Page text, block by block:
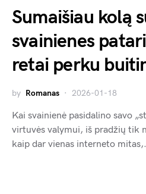
Sumaišiau kolą
svainienes
retai perku
by Romanas 2026-01-18
Kai svainienė pasidalino savo
virtuvės valymui, iš pradžių tik
kaip dar vienas interneto